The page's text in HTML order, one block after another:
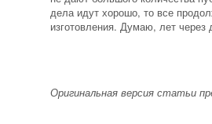
дела идут хорошо, то все
изготовления. Думаю, лет
Оригинальная версия статьи